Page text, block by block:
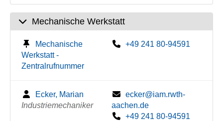
Mechanische Werkstatt
Mechanische
Werkstatt -
Zentralrufnummer
+49 241 80-94591
Ecker, Marian
Industriemechaniker
ecker@iam.rwth-
aachen.de
+49 241 80-94591